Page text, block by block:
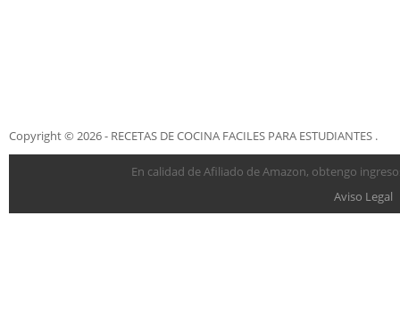
Copyright © 2026 - RECETAS DE COCINA FACILES PARA ESTUDIANTES .
En calidad de Afiliado de Amazon, obtengo
Aviso Legal